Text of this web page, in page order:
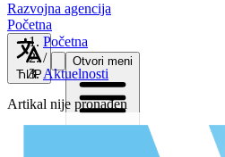
Razvojna agencija
Početna
ЋИР
Otvori meni
Početna
/
Aktuelnosti
Artikal nije pronađen